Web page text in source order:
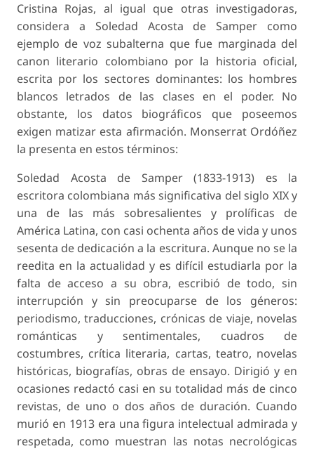
Cristina Rojas, al igual que otras investigadoras,
considera a Soledad Acosta de Samper como
ejemplo de voz subalterna que fue marginada del
canon literario colombiano por la historia oficial,
escrita por los sectores dominantes: los hombres
blancos letrados de las clases en el poder. No
obstante, los datos biográficos que poseemos
exigen matizar esta afirmación. Monserrat Ordóñez
la presenta en estos términos:
Soledad Acosta de Samper (1833-1913) es la
escritora colombiana más significativa del siglo XIX y
una de las más sobresalientes y prolíficas de
América Latina, con casi ochenta años de vida y unos
sesenta de dedicación a la escritura. Aunque no se la
reedita en la actualidad y es difícil estudiarla por la
falta de acceso a su obra, escribió de todo, sin
interrupción y sin preocuparse de los géneros:
periodismo, traducciones, crónicas de viaje, novelas
románticas y sentimentales, cuadros de
costumbres, crítica literaria, cartas, teatro, novelas
históricas, biografías, obras de ensayo. Dirigió y en
ocasiones redactó casi en su totalidad más de cinco
revistas, de uno o dos años de duración. Cuando
murió en 1913 era una figura intelectual admirada y
respetada, como muestran las notas necrológicas